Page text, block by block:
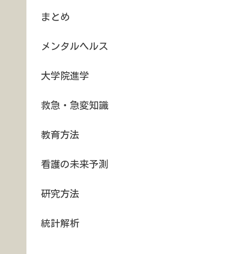
まとめ
メンタルヘルス
大学院進学
救急・急変知識
教育方法
看護の未来予測
研究方法
統計解析